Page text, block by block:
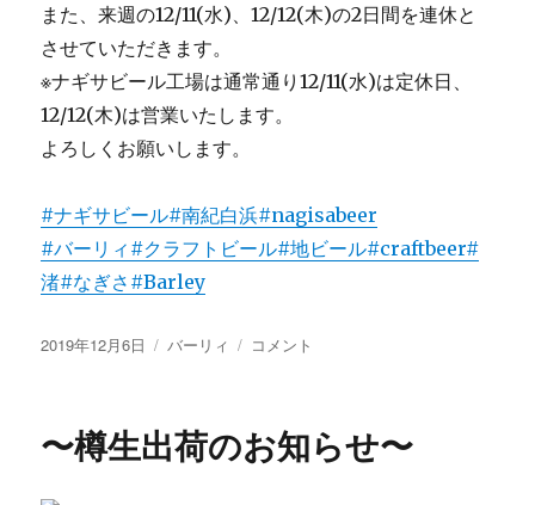
また、来週の12/11(水)、12/12(木)の2日間を連休と
させていただきます。
※ナギサビール工場は通常通り12/11(水)は定休日、
12/12(木)は営業いたします。
よろしくお願いします。
#ナギサビール#南紀白浜#nagisabeer
#バーリィ #クラフトビール#地ビール#craftbeer#
渚#なぎさ #Barley
投
2019年12月6日
カ
ー
バーリィ
直
ト
ラ
コメント
〜樽生出荷のお知らせ〜